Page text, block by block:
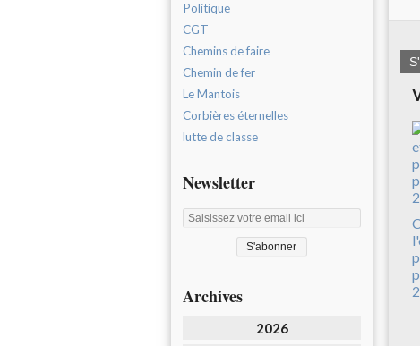
Politique
CGT
Chemins de faire
Chemin de fer
Le Mantois
Corbières éternelles
lutte de classe
Newsletter
Archives
2026